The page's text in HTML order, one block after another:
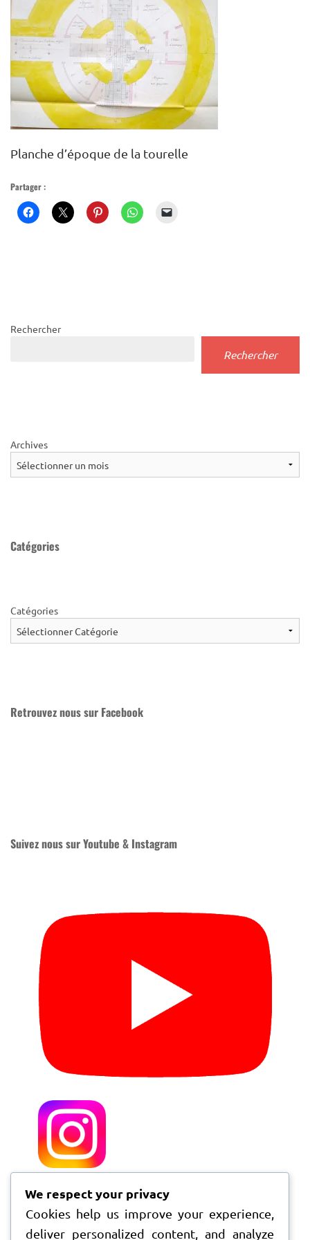
MUSÉE VIRTUEL
PLAN DU SITE
Planche d’époque de la tourelle
Partager :
Rechercher
Rechercher
Archives
Catégories
Catégories
Retrouvez nous sur Facebook
Suivez nous sur Youtube & Instagram
We respect your privacy
Cookies help us improve your experience,
deliver personalized content, and analyze